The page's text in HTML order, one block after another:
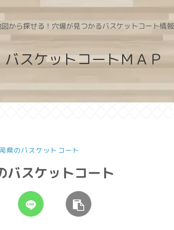
図から探せる！穴場が見つかるバスケットコート情報
バスケットコートＭＡＰ
県のバスケットコート
バスケットコート